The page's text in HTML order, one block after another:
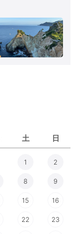
土 日
1 2
8 9
15 16
22 23